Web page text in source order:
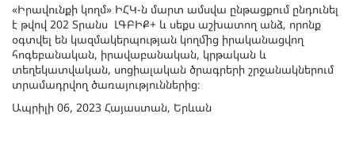
«Իրավունքի կողմ» ԻՀԿ-ն մարտ ամսվա ընթացքում ընդունել
է թվով 202 Տրանս ԼԳԲԻՔ+ և սեքս աշխատող անձ, որոնք
օգտվել են կազմակերպության կողմից իրականացվող
հոգեբանական, իրավաբանական, կրթական և
տեղեկատվական, սոցիալական ծրագրերի շրջանակներում
տրամադրվող ծառայություններից։
Ապրիլի 06, 2023 Հայաստան, Երևան